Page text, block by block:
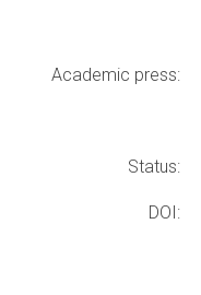
Academic press:
Status:
DOI: